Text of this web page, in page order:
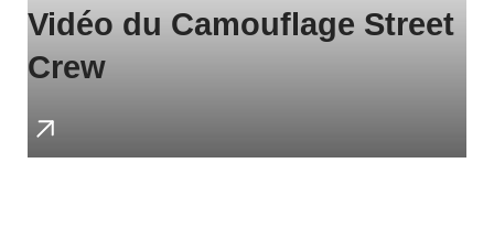
Vidéo du Camouflage Street
Crew